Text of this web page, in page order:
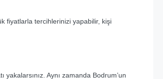
fiyatlarla tercihlerinizi yapabilir, kişi
yakalarsınız. Aynı zamanda Bodrum’un